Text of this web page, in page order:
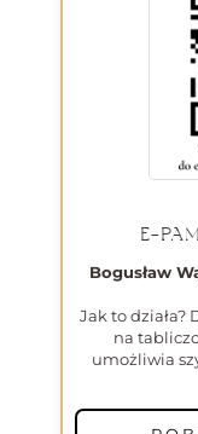
E-
Bogusław
Jak to działa?
na
umożliwia